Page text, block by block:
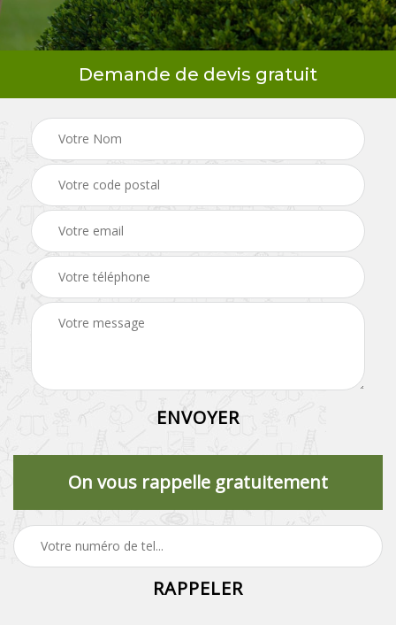
Demande de devis gratuit
On vous rappelle gratuitement